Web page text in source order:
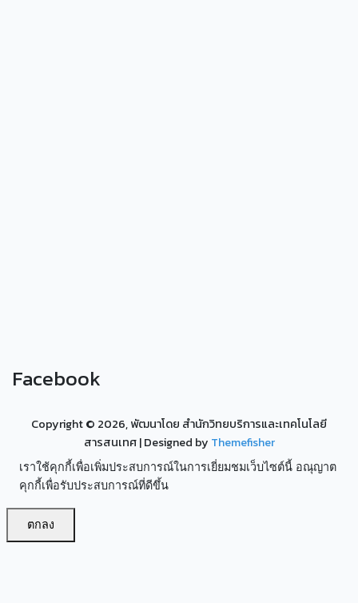
Facebook
Copyright © 2026, พัฒนาโดย สำนักวิทยบริการและเทคโนโลยี
สารสนเทศ| Designed by Themefisher
เราใช้คุกกี้เพื่อเพิ่มประสบการณ์ในการเยี่ยมชมเว็บไซต์นี้ อณุญาต
คุกกี้เพื่อรับประสบการณ์ที่ดีขึ้น
ตกลง